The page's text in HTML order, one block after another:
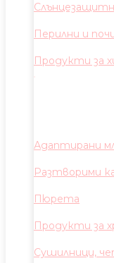
Перилни и
Продукти за
Адаптирани
Разтворими
Пюрета
Продукти за
Сушилници,